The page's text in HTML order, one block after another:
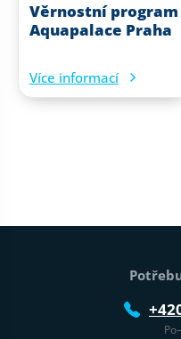
Věrnostní program
Aquapalace Praha
Více informací
Patička webu